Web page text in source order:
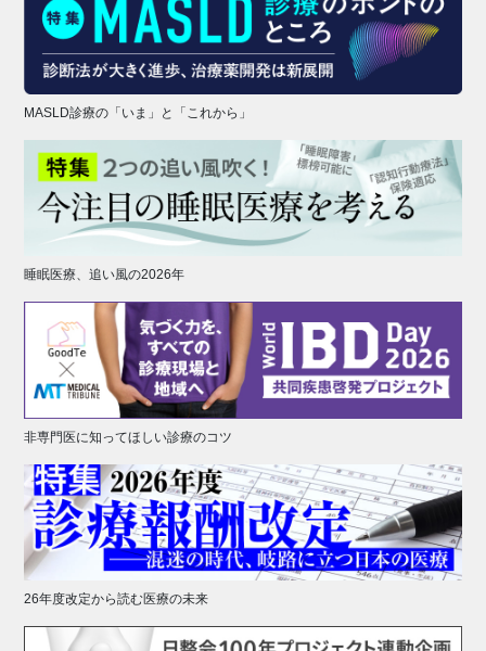
MASLD診療の「いま」と「これから」
睡眠医療、追い風の2026年
非専門医に知ってほしい診療のコツ
26年度改定から読む医療の未来